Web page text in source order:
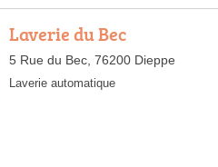
Laverie du Bec
5 Rue du Bec, 76200 Dieppe
Laverie automatique